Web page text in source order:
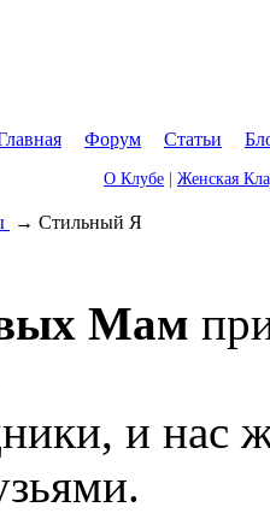
Форум Статьи
О Клубе Женская
→ Стильный Я
Мам
и нас